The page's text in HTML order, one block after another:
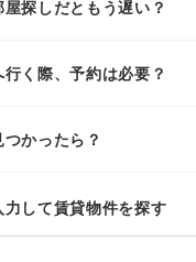
探しだともう遅い？
く際、予約は必要？
かったら？
して賃貸物件を探す